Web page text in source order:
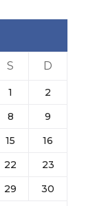
S D
1
2
8
9
15
16
22
23
29
30